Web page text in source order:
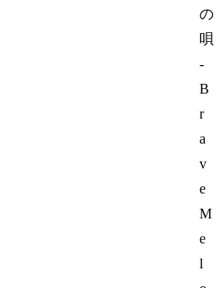
の
唄
-
B
r
a
v
e
M
e
l